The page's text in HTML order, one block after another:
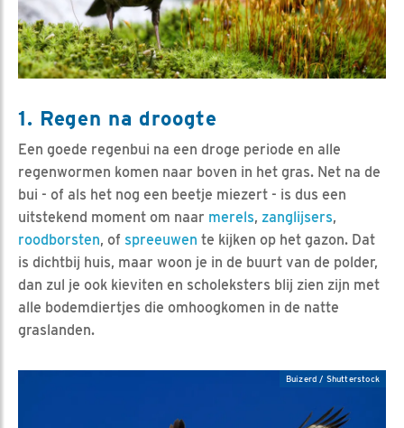
1. Regen na droogte
Een goede regenbui na een droge periode en alle
regenwormen komen naar boven in het gras. Net na de
bui - of als het nog een beetje miezert - is dus een
uitstekend moment om naar merels, zanglijsers,
roodborsten, of spreeuwen te kijken op het gazon. Dat
is dichtbij huis, maar woon je in de buurt van de polder,
dan zul je ook kieviten en scholeksters blij zien zijn met
alle bodemdiertjes die omhoogkomen in de natte
graslanden.
Buizerd / Shutterstock